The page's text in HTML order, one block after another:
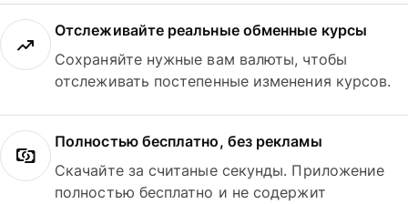
Отслеживайте реальные обменные курсы
Сохраняйте нужные вам валюты, чтобы
отслеживать постепенные изменения курсов.
Полностью бесплатно, без рекламы
Скачайте за считаные секунды. Приложение
полностью бесплатно и не содержит